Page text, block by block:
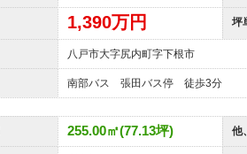
1,390万円 坪
八戸市大字尻内町字下根市
南部バス 張田バス停 徒歩3分
255.00㎡(77.13坪) 他